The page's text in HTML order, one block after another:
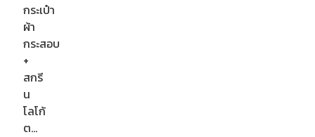
กระเป๋า
ผ้า
กระสอบ
+
สกรี
น
โลโก้
ต…